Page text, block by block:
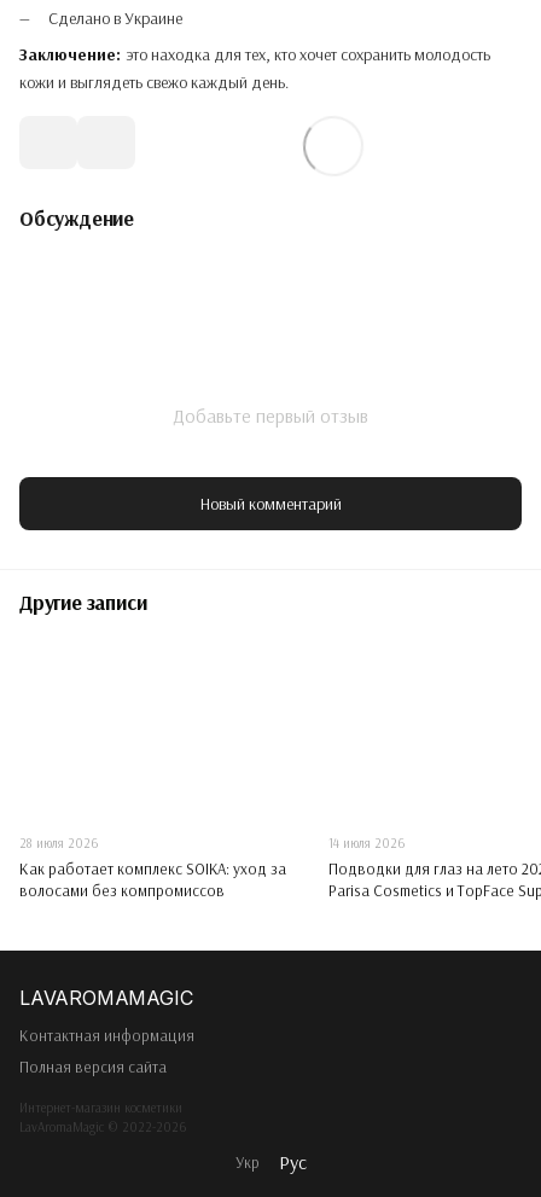
Сделано в Украине
Заключение: это находка для тех, кто хочет сохранить молодость
кожи и выглядеть свежо каждый день.
Обсуждение
Добавьте первый отзыв
Новый комментарий
Другие записи
28 июля 2026
Как работает комплекс SOIKA: уход за
волосами без компромиссов
14 июля 2026
Подводки для глаз на лето
Parisa Cosmetics и TopFace
Контактная информация
Полная версия сайта
Интернет-магазин косметики
LavAromaMagic © 2022-2026
Укр Рус